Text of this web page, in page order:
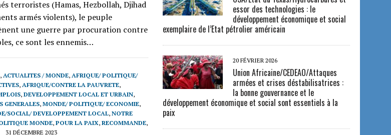
terroristes (Hamas, Hezbollah, Djihad
armés violents), le peuple
une guerre par procuration contre
ce sont les ennemis…
, ACTUALITES / MONDE, AFRIQUE/ POLITIQUE/
, AFRIQUE/CONTRE LA PAUVRETE,
, DEVELOPPEMENT LOCAL ET URBAIN,
GENERALES, MONDE/ POLITIQUE/ ECONOMIE,
SOCIAL/ DEVELOPPEMENT LOCAL, NOTRE
MONDE, POUR LA PAIX, RECOMMANDE,
31 DÉCEMBRE 2023
essor des technologies : le
développement économique et social
exemplaire de l’Etat pétrolier américain
20 FÉVRIER 2026
Union Africaine/CEDEAO/Attaques
armées et crises déstabilisatrices :
la bonne gouvernance et le
développement économique et social sont essentiels à la
paix